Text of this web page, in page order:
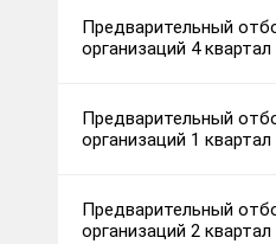
Предварительный
организаций 4
Предварительный
организаций 1
Предварительный
организаций 2